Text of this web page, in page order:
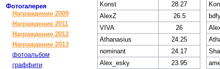
Фотогалерея
Награждение 2009
Награждение 2011
Награждение 2012
Награждение 2013
фотоальбом
граффити
Konst
28.27
AlexZ
26.5
VIVA
26
Athanasius
24.25
nominant
24.17
Alex_esky
23.95